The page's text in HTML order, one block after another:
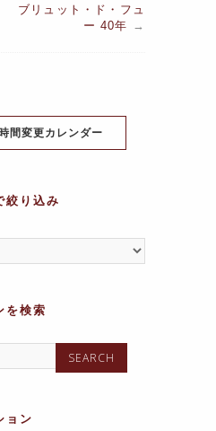
e
at
p
e
gr
s
s
ブリュット・ド・フュ
ー 40年 →
間変更カレンダー
絞り込み
を検索
ョン